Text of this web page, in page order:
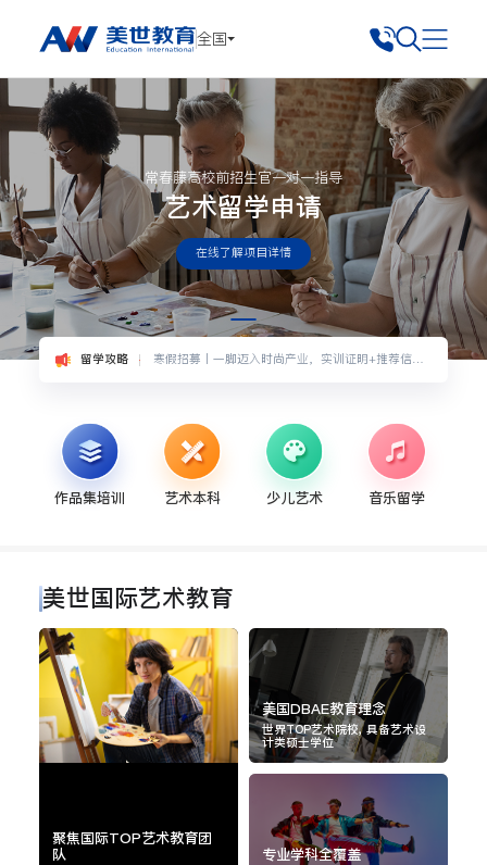
全国
常春藤高校前招生官一对一指导
艺术留学申请
在线了解项目详情
留学攻略
寒假招募丨一脚迈入时尚产业，实训证明+推荐信双丰收！
留学攻略
建筑专业全球排名N0.2的UCL巴特莱特建筑学院有多好读
择校指南
想申请美国艺术藤校？你需要理解这些！！录取率多少？
留学攻略
美国综合大学雪城大学也是一所好的艺术院校
留学攻略
寒假招募丨一脚迈入时尚产业，实训证明+推荐信双丰收！
申请规划
大学VS专门学校，读日本动漫专业要特别注意哪些事项？
留学攻略
建筑专业全球排名N0.2的UCL巴特莱特建筑学院有多好读
择校指南
想申请美国艺术藤校？你需要理解这些！！录取率多少？
留学攻略
美国综合大学雪城大学也是一所好的艺术院校
留学攻略
寒假招募丨一脚迈入时尚产业，实训证明+推荐信双丰收！
留学攻略
建筑专业全球排名N0.2的UCL巴特莱特建筑学院有多好读
择校指南
想申请美国艺术藤校？你需要理解这些！！录取率多少？
留学攻略
美国综合大学雪城大学也是一所好的艺术院校
作品集培训 艺术本科 少儿艺术 音乐留学
美世国际艺术教育
聚焦国际TOP艺术教育团
队
美国DBAE教育理念
世界TOP艺术院校, 具备艺术设
计类硕士学位
专业学科全覆盖